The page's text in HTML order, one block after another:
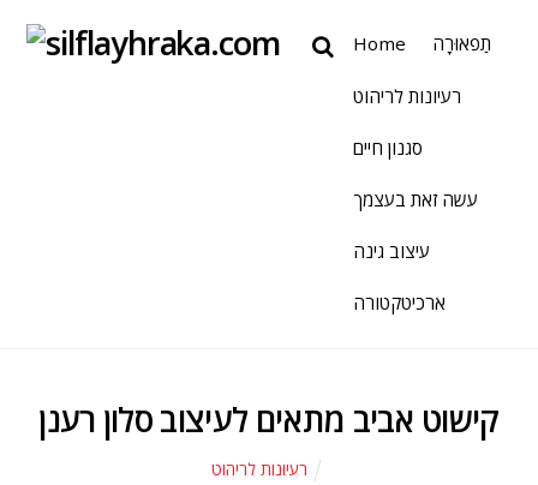
Home תַפאוּרָה
רעיונות לריהוט
סגנון חיים
עשה זאת בעצמך
עיצוב גינה
ארכיטקטורה
קישוט אביב מתאים לעיצוב סלון רענן
רעיונות לריהוט